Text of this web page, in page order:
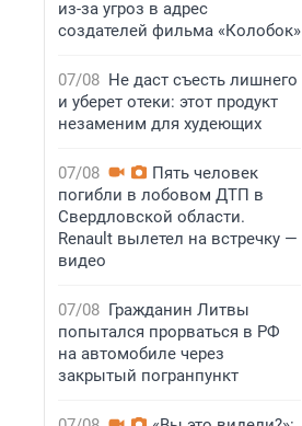
из-за угроз в адрес
создателей фильма «Колобок»
07/08 Не даст съесть лишнего
и уберет отеки: этот продукт
незаменим для худеющих
07/08
Пять человек
погибли в лобовом ДТП в
Свердловской области.
Renault вылетел на встречку —
видео
07/08 Гражданин Литвы
попытался прорваться в РФ
на автомобиле через
закрытый погранпункт